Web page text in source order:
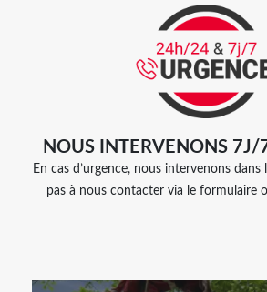
NOUS INTERVENONS
En cas d’urgence, nous intervenons dans
pas à nous contacter via le formulaire